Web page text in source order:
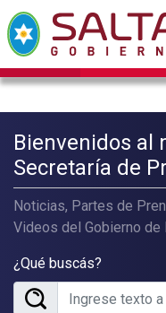
Bienvenidos al
Secretaría de
Noticias, Partes de
Videos del Gobierno de
¿Qué buscás?